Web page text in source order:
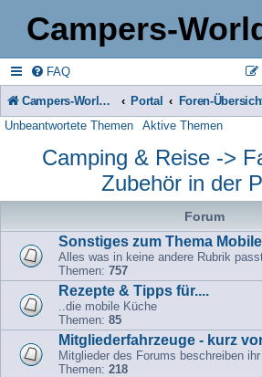
Campers-
FAQ
Campers-World-Forum Portal Foren-
Unbeantwortete Themen Aktive Themen
Camping & Reise ->
Zubehör in der
Forum
Sonstiges zum Thema
Alles was in keine andere Rubrik
Themen: 757
Rezepte & Tipps für....
..die mobile Küche
Themen: 85
Mitgliederfahrzeuge - kurz
Mitglieder des Forums beschreiben
Themen: 218